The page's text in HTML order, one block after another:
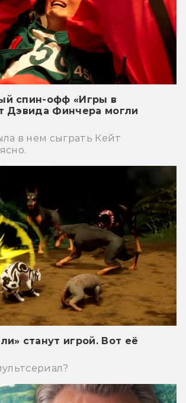
спин-офф «Игры в
Дэвида Финчера могли
в нем сыграть Кейт
станут игрой. Вот её